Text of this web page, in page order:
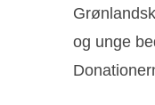
og unge